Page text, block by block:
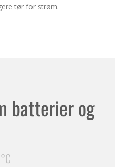
tør for strøm.
batterier og